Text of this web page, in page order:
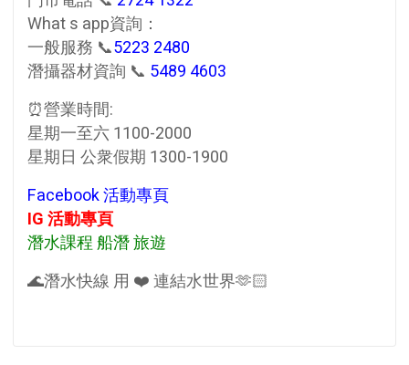
What s app資詢：
一般服務 📞5223 2480
潛攝器材資詢 📞 5489 4603
⏰營業時間:
星期一至六 1100-2000
星期日 公衆假期 1300-1900
Facebook 活動專頁
IG 活動專頁
潛水課程 船潛 旅遊
🌊潛水快線 用 ❤️ 連結水世界🫶🏻